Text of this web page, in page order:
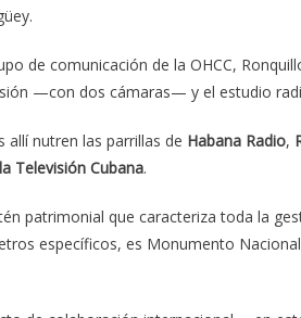
de comunicación de la OHCC,
—con dos cámaras— y el estudio
nutren las parrillas de Habana Radio,
Televisión Cubana.
patrimonial que caracteriza toda la
específicos, es Monumento